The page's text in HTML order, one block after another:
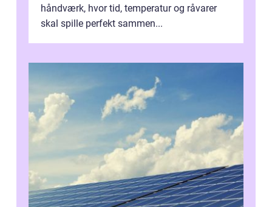
håndværk, hvor tid, temperatur og råvarer
skal spille perfekt sammen...